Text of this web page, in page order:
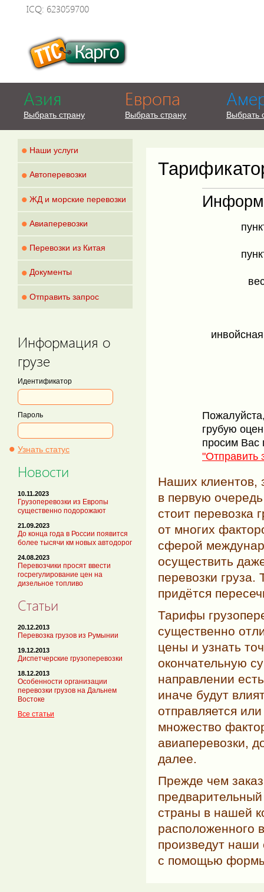
ICQ: 623059700
Азия
Выбрать страну
Европа
Выбрать страну Выбрать
• Наши услуги
• Автоперевозки
• ЖД и морские перевозки
• Авиаперевозки
• Перевозки из Китая
• Документы
• Отправить запрос
Информация о
грузе
Идентификатор
Пароль
• Узнать статус
Новости
10.11.2023
Грузоперевозки из Европы
существенно подорожают
21.09.2023
До конца года в России появится
более тысячи км новых автодорог
24.08.2023
Перевозчики просят ввести
госрегулирование цен на
дизельное топливо
Статьи
20.12.2013
Перевозка грузов из Румынии
19.12.2013
Диспетчерские грузоперевозки
18.12.2013
Особенности организации
перевозки грузов на Дальнем
Востоке
Все статьи
грубую
просим Вас
"Отправить
Наших клиентов,
в первую
стоит перевозка
от многих
сферой
осуществить
перевозки груза.
придётся
Тарифы
существенно
цены и узнать
окончательную
направлении
иначе будут
отправляется
множество
авиаперевозки,
далее.
Прежде чем
страны в нашей
расположенного
произведут наши
с помощью формы